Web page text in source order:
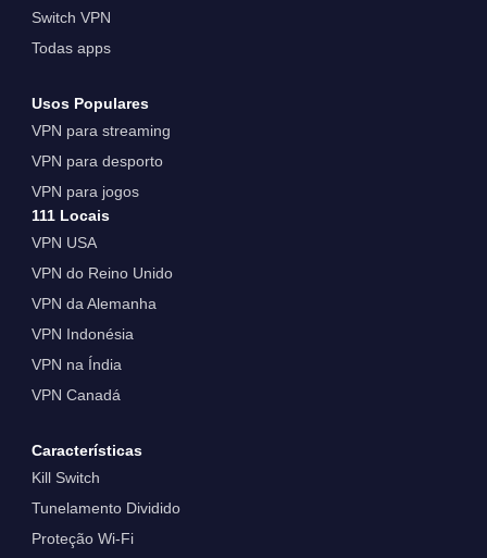
Switch VPN
Todas apps
Usos Populares
VPN para streaming
VPN para desporto
VPN para jogos
111 Locais
VPN USA
VPN do Reino Unido
VPN da Alemanha
VPN Indonésia
VPN na Índia
VPN Canadá
Características
Kill Switch
Tunelamento Dividido
Proteção Wi-Fi